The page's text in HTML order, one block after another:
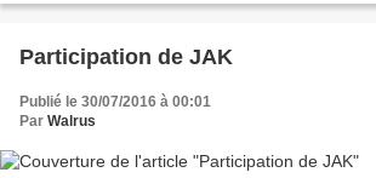
Participation de JAK
Publié le 30/07/2016 à 00:01
Par Walrus